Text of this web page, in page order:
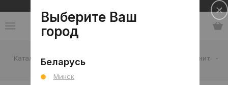
Каталог - Керамогранит
-
Баланс Кремовый мат. 60x120 R
Выберите Ваш
город
Беларусь
Минск